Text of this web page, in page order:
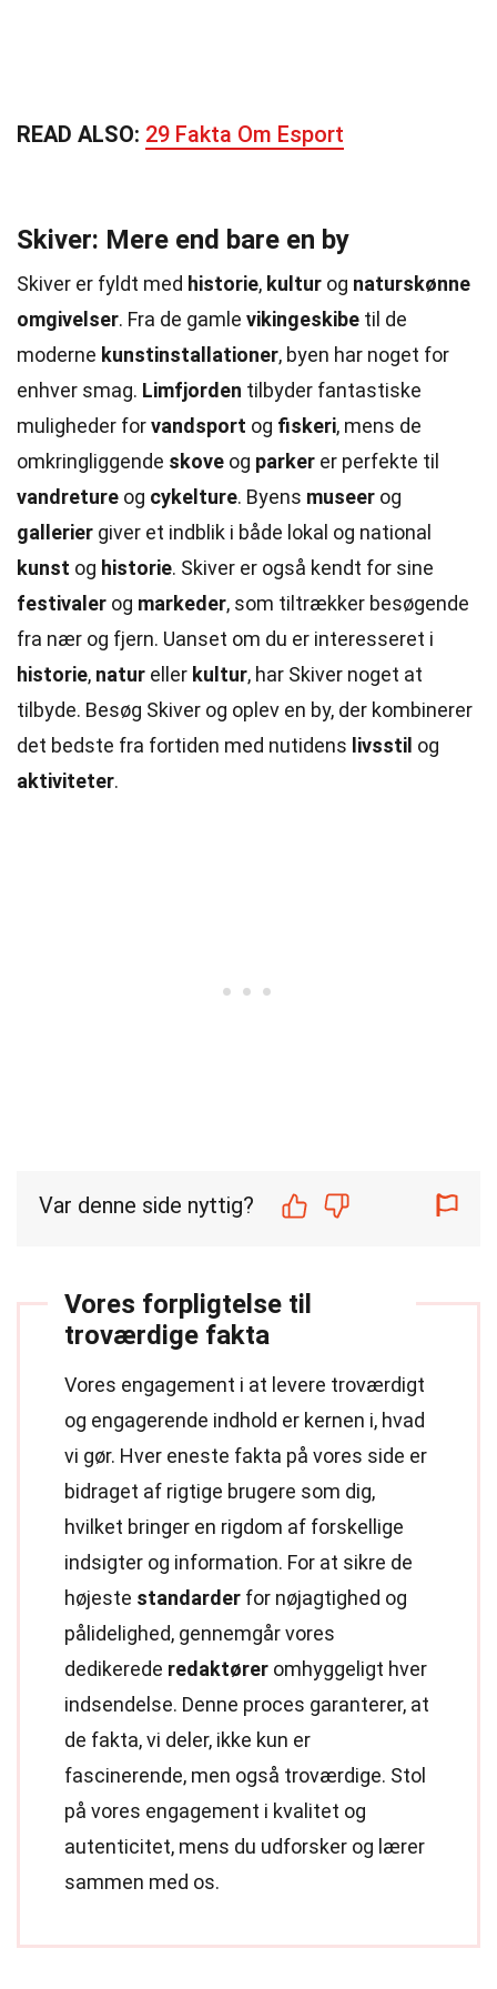
READ ALSO: 29 Fakta Om Esport
Skiver: Mere end bare en by
Skiver er fyldt med historie, kultur og naturskønne
omgivelser. Fra de gamle vikingeskibe til de
moderne kunstinstallationer, byen har noget for
enhver smag. Limfjorden tilbyder fantastiske
muligheder forvandsport og fiskeri, mens de
omkringliggende skove og parker er perfekte til
vandreture og cykelture. Byens museer og
gallerier giver et indblik i både lokal og national
kunst og historie. Skiver er også kendt for sine
festivaler og markeder, som tiltrækker besøgende
fra nær og fjern. Uanset om du er interesseret i
historie, natur eller kultur, har Skiver noget at
tilbyde. Besøg Skiver og oplev en by, der kombinerer
det bedste fra fortiden med nutidens livsstil og
aktiviteter.
Var denne side nyttig?
Vores forpligtelse til
troværdige fakta
Vores engagement i at levere troværdigt
og engagerende indhold er kernen i, hvad
vi gør. Hver eneste fakta på vores side er
bidraget af rigtige brugere som dig,
hvilket bringer en rigdom af forskellige
indsigter og information. For at sikre de
højeste standarder for nøjagtighed og
pålidelighed, gennemgår vores
dedikerede redaktører omhyggeligt hver
indsendelse. Denne proces garanterer, at
de fakta, vi deler, ikke kun er
fascinerende, men også troværdige. Stol
på vores engagement i kvalitet og
autenticitet, mens du udforsker og lærer
sammen med os.